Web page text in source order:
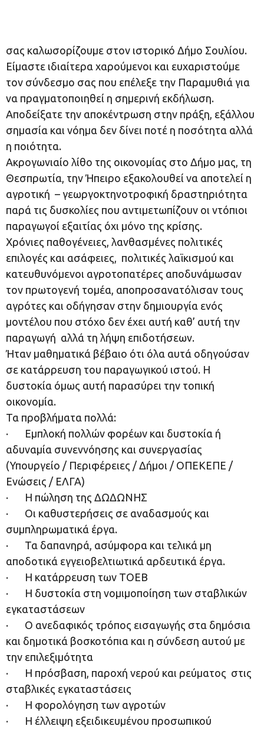
σας καλωσορίζουμε στον ιστορικό Δήμο Σουλίου.
Είμαστε ιδιαίτερα χαρούμενοι και ευχαριστούμε
τον σύνδεσμο σας που επέλεξε την Παραμυθιά για
να πραγματοποιηθεί η σημερινή εκδήλωση.
Αποδείξατε την αποκέντρωση στην πράξη, εξάλλου
σημασία και νόημα δεν δίνει ποτέ η ποσότητα αλλά
η ποιότητα.
Ακρογωνιαίο λίθο της οικονομίας στο Δήμο μας, τη
Θεσπρωτία, την Ήπειρο εξακολουθεί να αποτελεί η
αγροτική – γεωργοκτηνοτροφική δραστηριότητα
παρά τις δυσκολίες που αντιμετωπίζουν οι ντόπιοι
παραγωγοί εξαιτίας όχι μόνο της κρίσης.
Χρόνιες παθογένειες, λανθασμένες πολιτικές
επιλογές και ασάφειες, πολιτικές λαϊκισμού και
κατευθυνόμενοι αγροτοπατέρες αποδυνάμωσαν
τον πρωτογενή τομέα, αποπροσανατόλισαν τους
αγρότες και οδήγησαν στην δημιουργία ενός
μοντέλου που στόχο δεν έχει αυτή καθ’ αυτή την
παραγωγή αλλά τη λήψη επιδοτήσεων.
Ήταν μαθηματικά βέβαιο ότι όλα αυτά οδηγούσαν
σε κατάρρευση του παραγωγικού ιστού. Η
δυστοκία όμως αυτή παρασύρει την τοπική
οικονομία.
Τα προβλήματα πολλά:
· Εμπλοκή πολλών φορέων και δυστοκία ή
αδυναμία συνεννόησης και συνεργασίας
(Υπουργείο / Περιφέρειες / Δήμοι / ΟΠΕΚΕΠΕ /
Ενώσεις / ΕΛΓΑ)
· Η πώληση της ΔΩΔΩΝΗΣ
· Οι καθυστερήσεις σε αναδασμούς και
συμπληρωματικά έργα.
· Τα δαπανηρά, ασύμφορα και τελικά μη
αποδοτικά εγγειοβελτιωτικά αρδευτικά έργα.
· Η κατάρρευση των ΤΟΕΒ
· Η δυστοκία στη νομιμοποίηση των σταβλικών
εγκαταστάσεων
· Ο ανεδαφικός τρόπος εισαγωγής στα δημόσια
και δημοτικά βοσκοτόπια και η σύνδεση αυτού με
την επιλεξιμότητα
· Η πρόσβαση, παροχή νερού και ρεύματος στις
σταβλικές εγκαταστάσεις
· Η φορολόγηση των αγροτών
· Η έλλειψη εξειδικευμένου προσωπικού